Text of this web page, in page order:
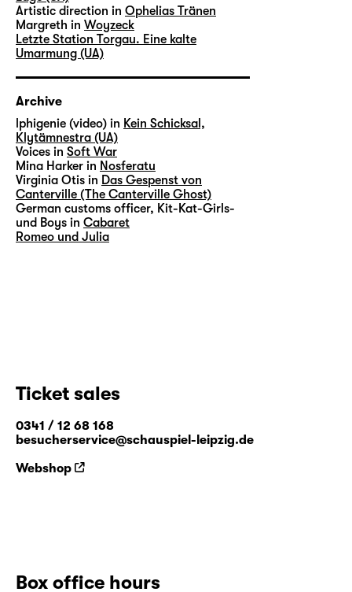
Artistic direction in Ophelias Tränen
Margreth in Woyzeck
Letzte Station Torgau. Eine kalte
Umarmung (UA)
Archive
lphigenie (video) in Kein Schicksal,
Klytämnestra (UA)
Voices in Soft War
Mina Harker in Nosferatu
Virginia Otis in Das Gespenst von
Canterville (The Canterville Ghost)
German customs officer, Kit-Kat-Girls-
und Boys in Cabaret
Romeo und Julia
Ticket sales
0341 / 12 68 168
besucherservice@schauspiel-leipzig.de
Webshop
Box office hours